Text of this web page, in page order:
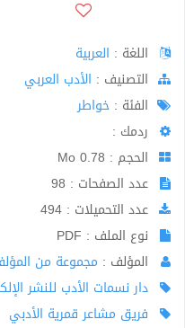
اللغة : العربية
اﻟﺘﺼﻨﻴﻒ : الأدب العربي
الفئة : خواطر
ردمك :
الحجم : 0.78 Mo
عدد الصفحات : 98
عدد التحميلات : 494
نوع الملف : PDF
المؤلف : مجموعة من
دار نسمات الأدب للنشر
فريق مشاعر قمرية الأدبي